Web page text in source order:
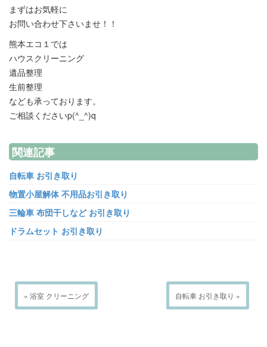
まずはお気軽に
お問い合わせ下さいませ！！
熊本エコ１では
ハウスクリーニング
遺品整理
生前整理
なども承っております。
ご相談くださいp(^_^)q
関連記事
自転車 お引き取り
物置小屋解体 不用品お引き取り
三輪車 布団干しなど お引き取り
ドラムセット お引き取り
« 浴室 クリーニング 自転車 お引き取り »